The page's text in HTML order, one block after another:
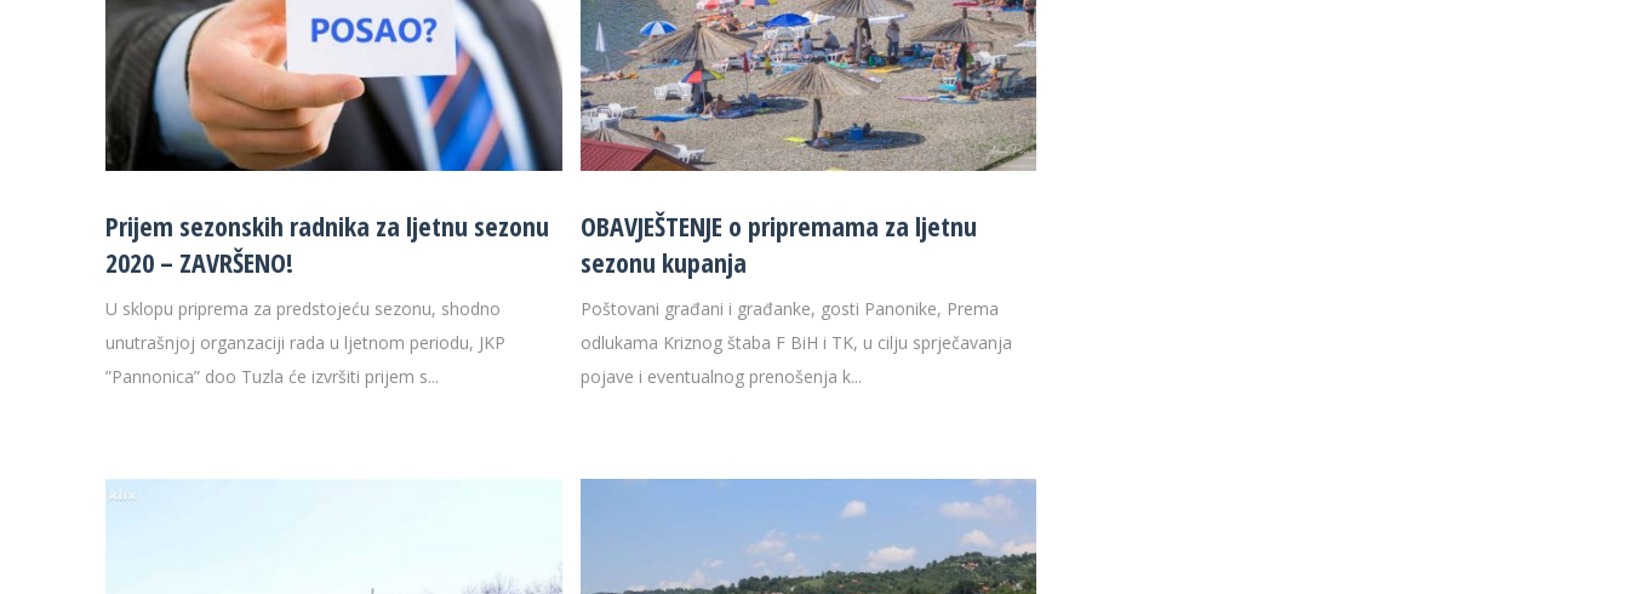
Prijem sezonskih radnika za ljetnu sezonu
2020 – ZAVRŠENO!
U sklopu priprema za predstojeću sezonu, shodno
unutrašnjoj organzaciji rada u ljetnom periodu, JKP
”Pannonica” doo Tuzla će izvršiti prijem s...
OBAVJEŠTENJE o pripremama za ljetnu
sezonu kupanja
Poštovani građani i građanke, gosti Panonike, Prema
odlukama Kriznog štaba F BiH i TK, u cilju sprječavanja
pojave i eventualnog prenošenja k...